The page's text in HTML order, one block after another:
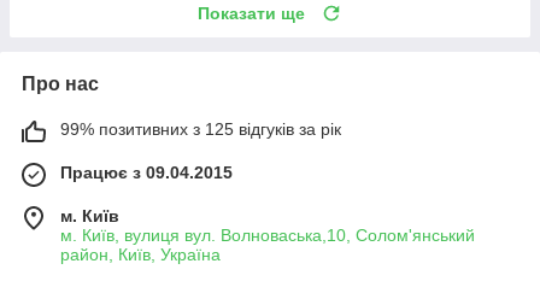
Показати ще
Про нас
99% позитивних з 125 відгуків за рік
Працює з 09.04.2015
м. Київ
м. Київ, вулиця вул. Волноваська,10, Солом'янський
район, Київ, Україна